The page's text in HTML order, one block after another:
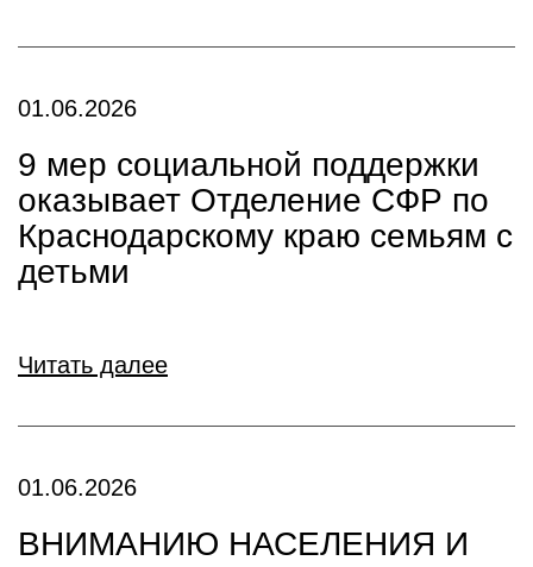
01.06.2026
9 мер социальной поддержки
оказывает Отделение СФР по
Краснодарскому краю семьям с
детьми
Читать далее
01.06.2026
ВНИМАНИЮ НАСЕЛЕНИЯ И